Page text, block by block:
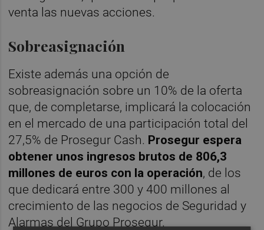
venta las nuevas acciones.
Sobreasignación
Existe además una opción de
sobreasignación sobre un 10% de la oferta
que, de completarse, implicará la colocación
en el mercado de una participación total del
27,5% de Prosegur Cash. Prosegur espera
obtener unos ingresos brutos de 806,3
millones de euros con la operación, de los
que dedicará entre 300 y 400 millones al
crecimiento de las negocios de Seguridad y
Alarmas del Grupo Prosegur.